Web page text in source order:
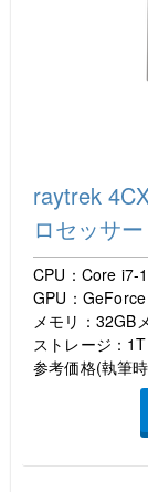
raytrek
ロセッサ
CPU：Core i7-
GPU：
メモリ：32GB
ストレージ：
参考価格(執筆